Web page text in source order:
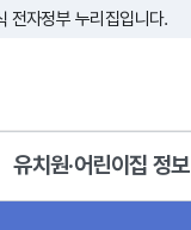
전자정부 누리집입니다.
유치원·어린이집 정보